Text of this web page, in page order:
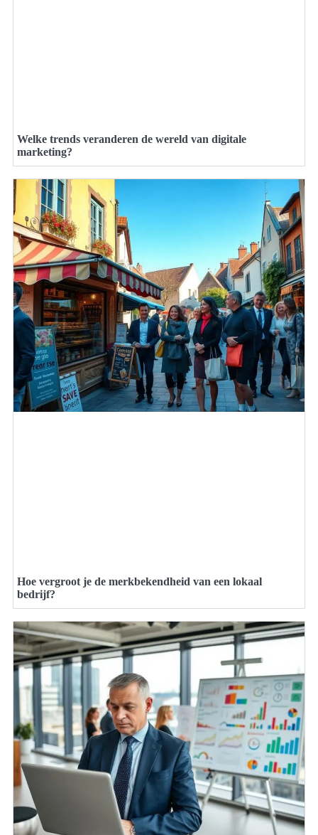
Welke trends veranderen de wereld van digitale
marketing?
Hoe vergroot je de merkbekendheid van een lokaal
bedrijf?